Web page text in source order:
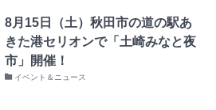
8月15日（土）秋田市の道の駅あ
きた港セリオンで「土崎みなと夜
市」開催！
イベント＆ニュース